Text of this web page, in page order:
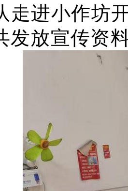
走进小作坊
发放宣传资